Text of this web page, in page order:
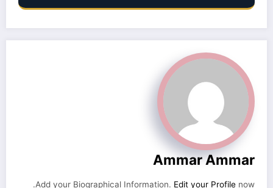
Ammar Ammar
Add your Biographical Information. Edit your Profile now.